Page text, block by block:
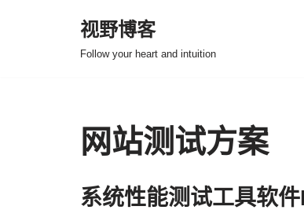
视野博客
Follow your heart and intuition
网站测试方案
系统性能测试工具软